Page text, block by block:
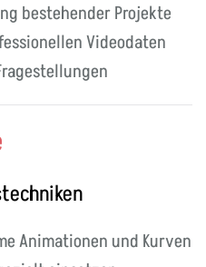
bestehender Projekte
Videodaten
Animationen und Kurven